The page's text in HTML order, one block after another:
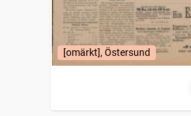
[omärkt], Östersund